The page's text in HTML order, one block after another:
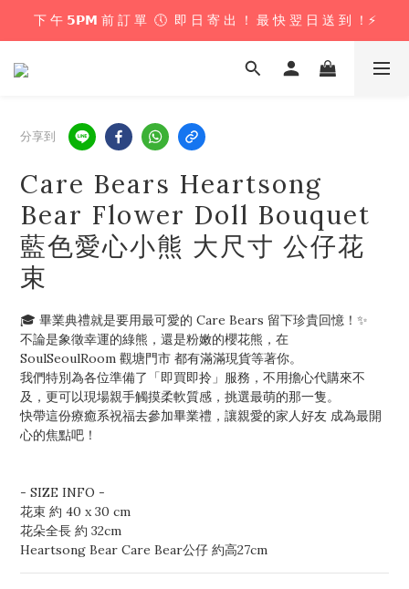
下 午 𝟱𝗣𝗠 前 訂 單  🕔  即 日 寄 出 ！ 最 快 翌 日 送 到 ！⚡️
下 午 𝟱𝗣𝗠 前 訂 單  🕔  即 日 寄 出 ！ 最 快 翌 日 送 到 ！⚡️
📦 購 物 滿 $𝟲𝟬𝟬 即 享 免 運 優 惠 ！ (公仔花束商品除外) 📦
下 午 𝟱𝗣𝗠 前 訂 單  🕔  即 日 寄 出 ！ 最 快 翌 日 送 到 ！⚡️
分享到
Care Bears Heartsong
Bear Flower Doll Bouquet
藍色愛心小熊 大尺寸 公仔花
束
🎓 畢業典禮就是要用最可愛的 Care Bears 留下珍貴回憶！✨
不論是象徵幸運的綠熊，還是粉嫩的櫻花熊，在
SoulSeoulRoom 觀塘門市 都有滿滿現貨等著你。
我們特別為各位準備了「即買即拎」服務，不用擔心代購來不
及，更可以現場親手觸摸柔軟質感，挑選最萌的那一隻。
快帶這份療癒系祝福去參加畢業禮，讓親愛的家人好友 成為最開
心的焦點吧！
- SIZE INFO -
花束 約 40 x 30 cm
花朵全長 約 32cm
Heartsong Bear Care Bear公仔 約高27cm